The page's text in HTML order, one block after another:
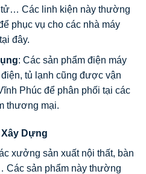
Các linh kiện này thường
phục vụ cho các nhà máy
đây.
: Các sản phẩm điện máy
tủ lạnh cũng được vận
Phúc để phân phối tại các
thương mại.
Xây Dựng
xưởng sản xuất nội thất, bàn
Các sản phẩm này thường